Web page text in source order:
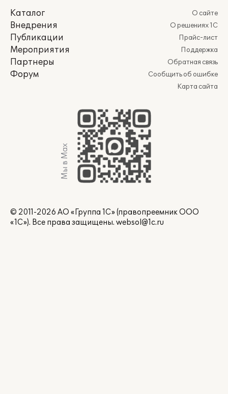
Каталог
Внедрения
Публикации
Мероприятия
Партнеры
Форум
О сайте
О решениях 1С
Прайс-лист
Поддержка
Обратная связь
Сообщить об ошибке
Карта сайта
Мы в Max
© 2011-2026 АО «Группа 1С» (правопреемник ООО
«1С»). Все права защищены. websol@1c.ru